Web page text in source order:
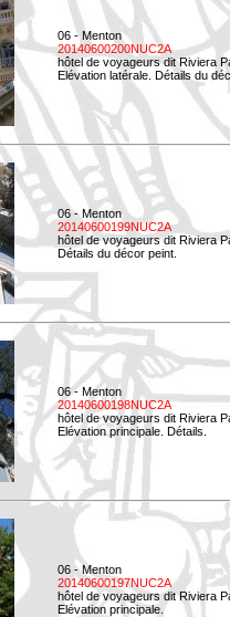
06 - Menton
20140600200NUC2A
hôtel de voyageurs dit Riviera
Elévation latérale. Détails du
06 - Menton
20140600199NUC2A
hôtel de voyageurs dit Riviera
Détails du décor peint.
06 - Menton
20140600198NUC2A
hôtel de voyageurs dit Riviera
Elévation principale. Détails.
06 - Menton
20140600197NUC2A
hôtel de voyageurs dit Riviera
Elévation principale.